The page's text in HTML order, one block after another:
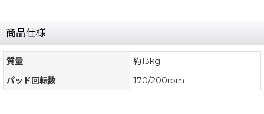
商品仕様
質量
約13kg
パッド回転数
170/200rpm